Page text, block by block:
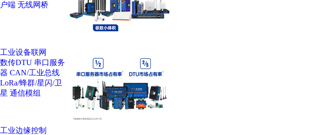
户端 无线网桥
工业设备联网
数传DTU 串口服务
器 CAN/工业总线
LoRa/蜂群/星闪/卫
星 通信模组
工业边缘控制